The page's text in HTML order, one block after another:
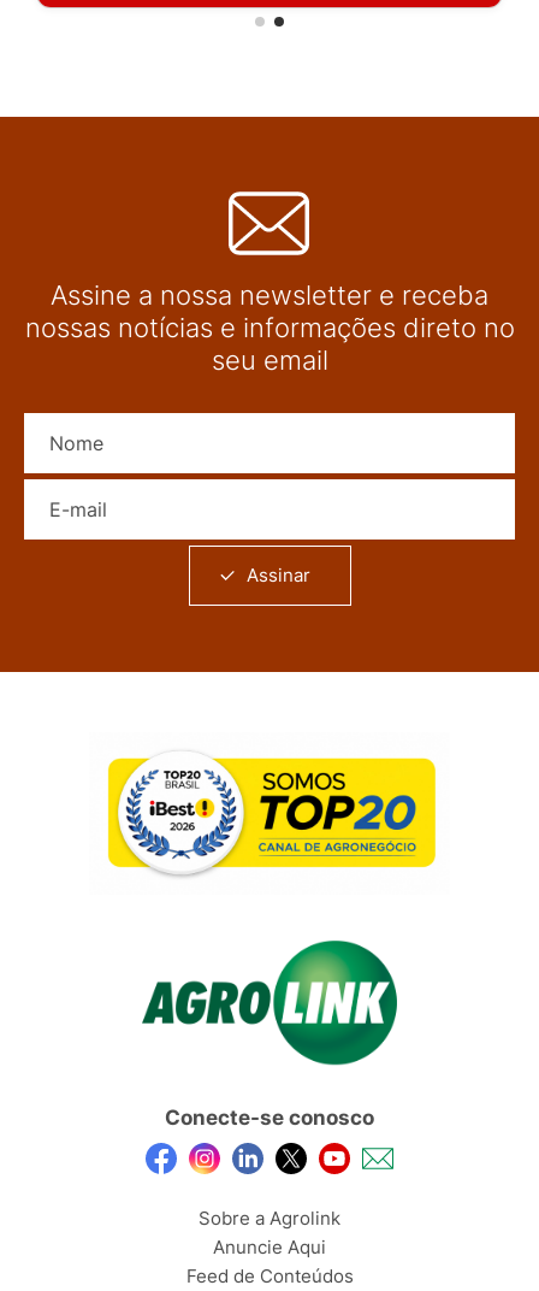
Assine a nossa newsletter e receba
nossas notícias e informações direto no
seu email
Assinar
Conecte-se conosco
Sobre a Agrolink
Anuncie Aqui
Feed de Conteúdos